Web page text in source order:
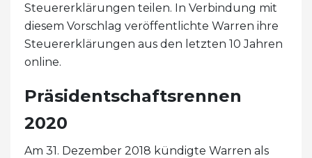
Steuererklärungen teilen. In Verbindung mit
diesem Vorschlag veröffentlichte Warren ihre
Steuererklärungen aus den letzten 10 Jahren
online.
Präsidentschaftsrennen
2020
Am 31. Dezember 2018 kündigte Warren als